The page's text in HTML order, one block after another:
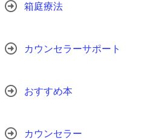
箱庭療法
カウンセラーサポート
おすすめ本
カウンセラー